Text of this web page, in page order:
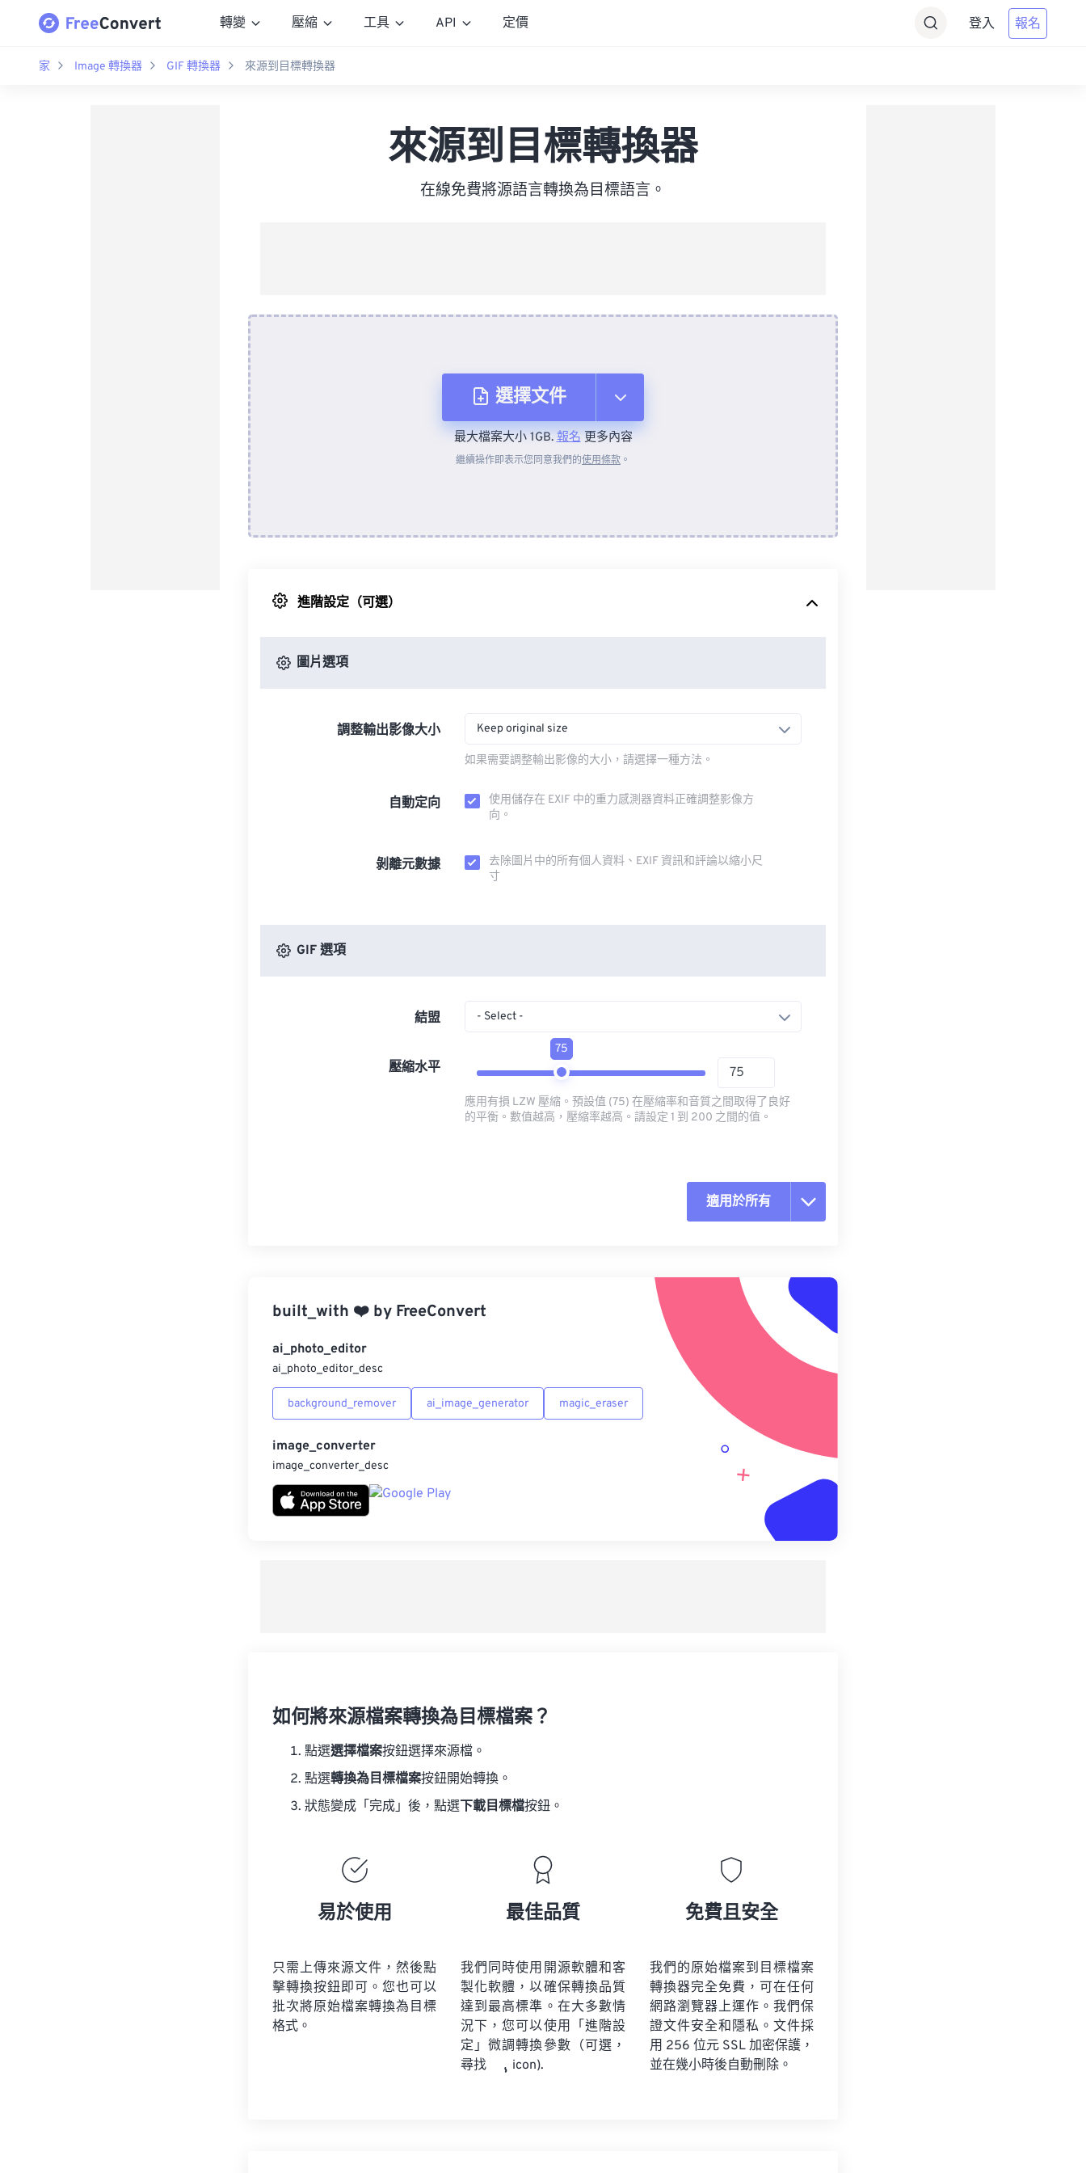
轉變 壓縮 工具 API 定價 登入 報名
家 Image 轉換器 GIF 轉換器 來源到目標轉換器
來源到目標轉換器
在線免費將源語言轉換為目標語言。
選擇文件
來自裝置
最大檔案大小 1GB.報名更多內容
繼續操作即表示您同意我們的使用條款 。
進階設定（可選）
圖片選項
調整輸出影像大小 Keep original size
如果需要調整輸出影像的大小，請選擇一種方法。
自動定向
使用儲存在 EXIF 中的重力感測器資料正確調整影像方
向。
剝離元數據
去除圖片中的所有個人資料、EXIF 資訊和評論以縮小尺
寸
GIF 選項
結盟 - Select -
壓縮水平
75
應用有損 LZW 壓縮。預設值 (75) 在壓縮率和音質之間取得了良好
的平衡。數值越高，壓縮率越高。請設定 1 到 200 之間的值。
適用於所有
應用預設
另存為預設
built_with ❤️ by FreeConvert
ai_photo_editor
ai_photo_editor_desc
background_remover ai_image_generator magic_eraser
image_converter
image_converter_desc
如何將來源檔案轉換為目標檔案？
點選選擇檔案按鈕選擇來源檔。
點選轉換為目標檔案按鈕開始轉換。
狀態變成「完成」後，點選 下載目標檔按鈕。
易於使用
只需上傳來源文件，然後點
擊轉換按鈕即可。您也可以
批次將原始檔案轉換為目標
格式。
最佳品質
我們同時使用開源軟體和客
製化軟體，以確保轉換品質
達到最高標準。在大多數情
況下，您可以使用「進階設
定」微調轉換參數（可選，
尋找
icon).
免費且安全
我們的原始檔案到目標檔案
轉換器完全免費，可在任何
網路瀏覽器上運作。我們保
證文件安全和隱私。文件採
用 256 位元 SSL 加密保護，
並在幾小時後自動刪除。